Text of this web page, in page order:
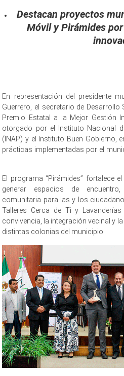
Destacan proyectos
Móvil y Pirámides
En representación del presidente
Guerrero, el secretario de Desarrollo
Premio Estatal a la Mejor Gestión
otorgado por el Instituto Nacional
(INAP) y el Instituto Buen Gobierno,
prácticas implementadas por el
El programa “Pirámides” fortalece
generar espacios de
comunitaria para las y los
Talleres Cerca de Ti y
convivencia, la integración vecinal y
distintas colonias del municipio.